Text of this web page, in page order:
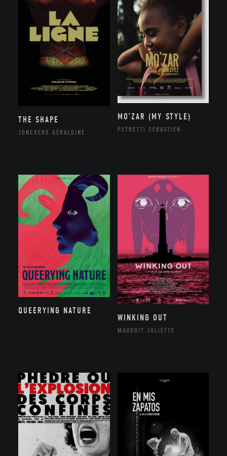
THE SHAPE
JONCKERS GÉRALDINE
MO’ZAR (MY STYLE)
PETRETTI SÉBASTIEN
QUEERYING NATURE
WINKING OUT
MAUDUIT JULIETTE